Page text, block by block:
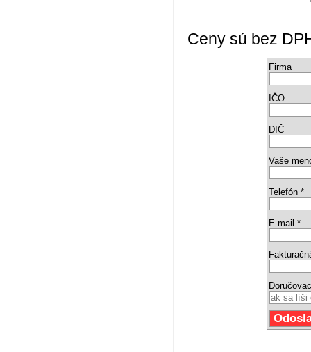
Ceny sú bez
Firma
IČO
DIČ
Vaše
Telefón *
E-mail *